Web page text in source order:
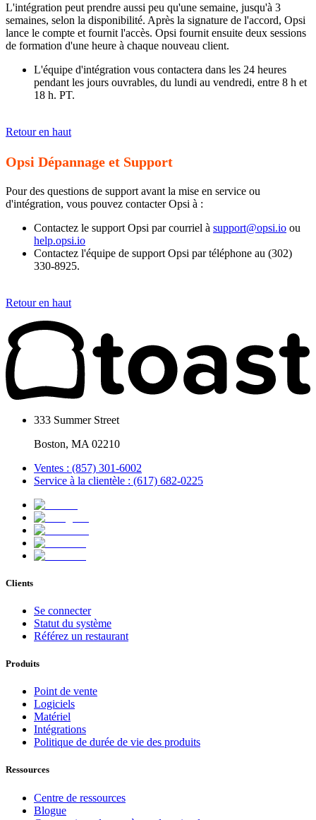
L'intégration peut prendre aussi peu qu'une semaine, jusqu'à 3
semaines, selon la disponibilité. Après la signature de l'accord, Opsi
lance le compte et fournit l'accès. Opsi fournit ensuite deux sessions
de formation d'une heure à chaque nouveau client.
L'équipe d'intégration vous contactera dans les 24 heures
pendant les jours ouvrables, du lundi au vendredi, entre 8 h et
18 h. PT.
Retour en haut
Opsi Dépannage et Support
Pour des questions de support avant la mise en service ou
d'intégration, vous pouvez contacter Opsi à :
Contactez le support Opsi par courriel à support@opsi.io ou
help.opsi.io
Contactez l'équipe de support Opsi par téléphone au (302)
330-8925.
Retour en haut
333 Summer Street
Boston, MA 02210
Ventes : (857) 301-6002
Service à la clientèle : (617) 682-0225
Clients
Se connecter
Statut du système
Référez un restaurant
Produits
Point de vente
Logiciels
Matériel
Intégrations
Politique de durée de vie des produits
Ressources
Centre de ressources
Blogue